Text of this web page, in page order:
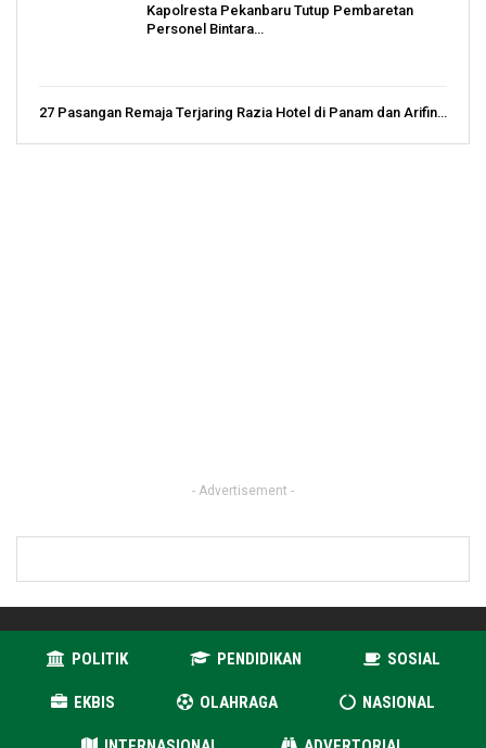
Kapolresta Pekanbaru Tutup Pembaretan
Personel Bintara…
27 Pasangan Remaja Terjaring Razia Hotel di Panam dan Arifin…
- Advertisement -
POLITIK PENDIDIKAN SOSIAL
EKBIS OLAHRAGA NASIONAL